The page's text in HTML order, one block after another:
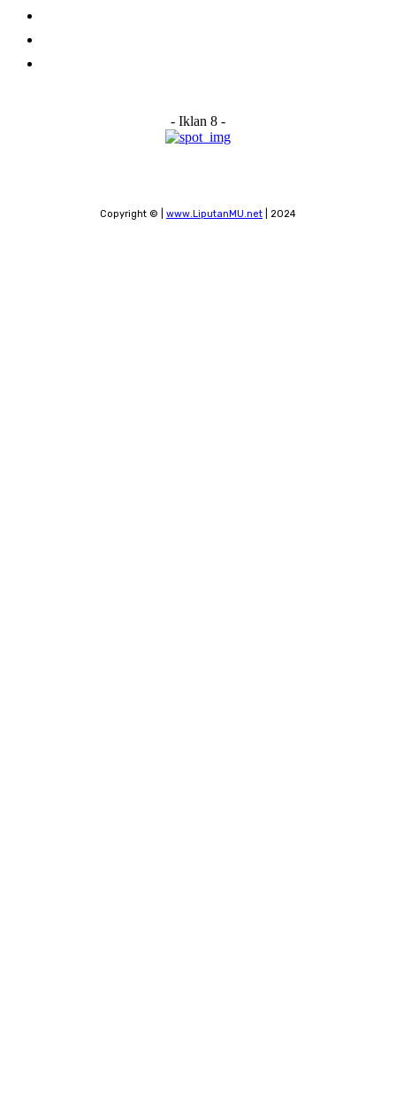
- Iklan 8 -
Copyright © | www.LiputanMU.net | 2024